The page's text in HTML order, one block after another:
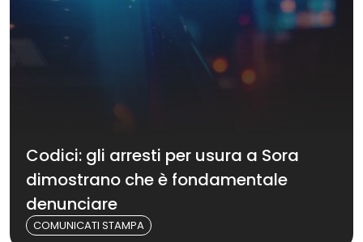
Codici: gli arresti per usura a Sora
dimostrano che è fondamentale
denunciare
COMUNICATI STAMPA